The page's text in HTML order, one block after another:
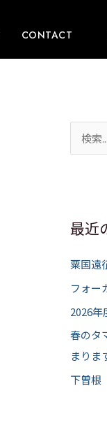
CONTACT
:最近
粟国遠
フォー
2026
春のタ
まりま
下曽根